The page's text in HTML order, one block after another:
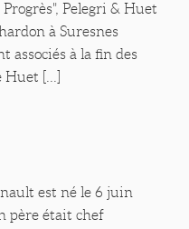
Pelegri & Huet
à Suresnes
associés à la fin des
[...]
est né le 6 juin
père était chef